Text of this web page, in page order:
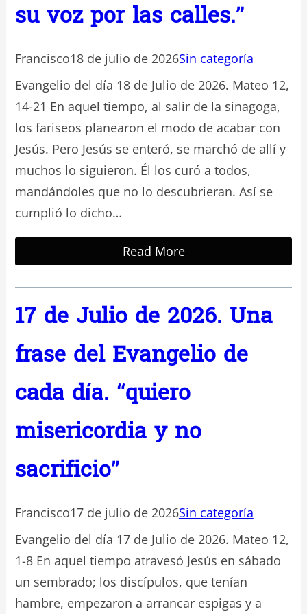
su voz por las calles.”
Francisco18 de julio de 2026Sin categoría
Evangelio del día 18 de Julio de 2026. Mateo 12,
14-21 En aquel tiempo, al salir de la sinagoga,
los fariseos planearon el modo de acabar con
Jesús. Pero Jesús se enteró, se marchó de allí y
muchos lo siguieron. Él los curó a todos,
mandándoles que no lo descubrieran. Así se
cumplió lo dicho…
Read More
17 de Julio de 2026. Una
frase del Evangelio de
cada día. “quiero
misericordia y no
sacrificio”
Francisco17 de julio de 2026Sin categoría
Evangelio del día 17 de Julio de 2026. Mateo 12,
1-8 En aquel tiempo atravesó Jesús en sábado
un sembrado; los discípulos, que tenían
hambre, empezaron a arrancar espigas y a